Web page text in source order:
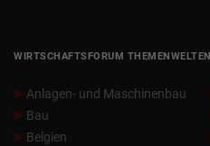
WIRTSCHAFTSFORUM THEMENWELTEN
Anlagen- und Maschinenbau
Bau
Belgien